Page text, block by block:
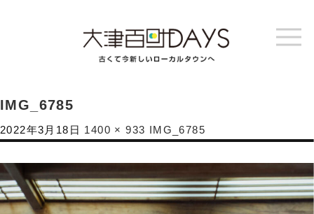
IMG_6785
2022年3月18日 1400 × 933 IMG_6785